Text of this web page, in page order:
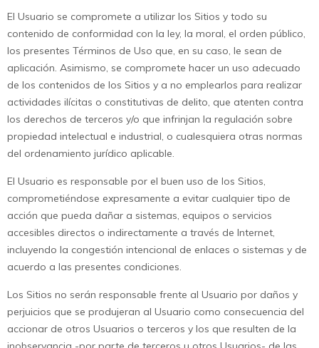
El Usuario se compromete a utilizar los Sitios y todo su
contenido de conformidad con la ley, la moral, el orden público,
los presentes Términos de Uso que, en su caso, le sean de
aplicación. Asimismo, se compromete hacer un uso adecuado
de los contenidos de los Sitios y a no emplearlos para realizar
actividades ilícitas o constitutivas de delito, que atenten contra
los derechos de terceros y/o que infrinjan la regulación sobre
propiedad intelectual e industrial, o cualesquiera otras normas
del ordenamiento jurídico aplicable.
El Usuario es responsable por el buen uso de los Sitios,
comprometiéndose expresamente a evitar cualquier tipo de
acción que pueda dañar a sistemas, equipos o servicios
accesibles directos o indirectamente a través de Internet,
incluyendo la congestión intencional de enlaces o sistemas y de
acuerdo a las presentes condiciones.
Los Sitios no serán responsable frente al Usuario por daños y
perjuicios que se produjeran al Usuario como consecuencia del
accionar de otros Usuarios o terceros y los que resulten de la